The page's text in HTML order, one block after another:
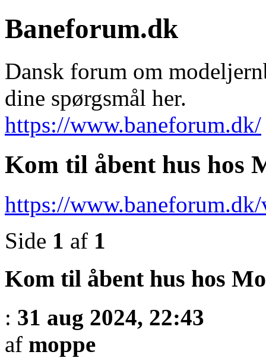
Baneforum.dk
Dansk forum om
dine spørgsmål her.
https://www.baneforum.dk/
Kom til åbent hus hos
https://
Side 1 af 1
Kom til åbent hus hos
: 31 aug 2024, 22:43
af moppe